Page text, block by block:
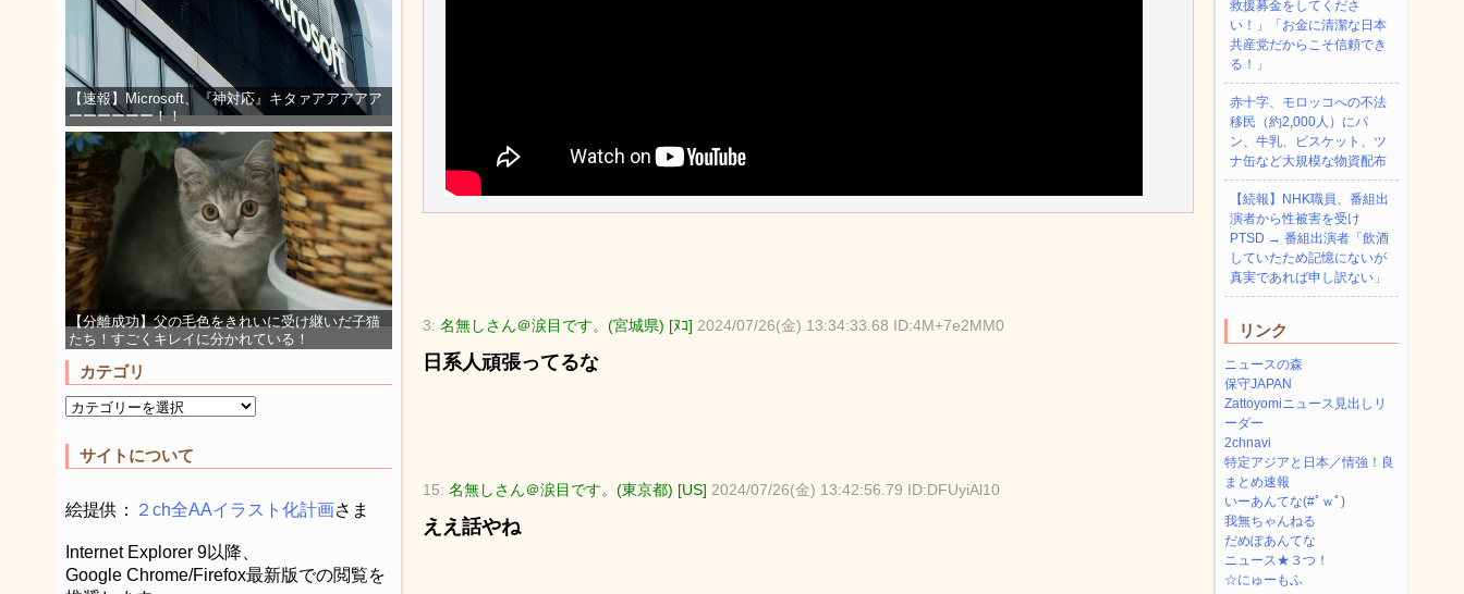
【速報】Microsoft、『神対応』キタァアアアアア
ーーーーーー！！
【分離成功】父の毛色をきれいに受け継いだ子猫
たち！すごくキレイに分かれている！
カテゴリ
サイトについて
絵提供： ２ch全AAイラスト化計画さま
Internet Explorer 9以降、
Google Chrome/Firefox最新版での閲覧を
3: 名無しさん＠涙目です。(宮城県) [ﾇｺ] 2024/07/26(金) 13:34:33.68 ID:4M+7e2MM0
日系人頑張ってるな
15: 名無しさん＠涙目です。(東京都) [US] 2024/07/26(金) 13:42:56.79 ID:DFUyiAl10
ええ話やね
救援募金をしてくださ
い！」「お金に清潔な日本
共産党だからこそ信頼でき
る！」
赤十字、モロッコへの不法
移民（約2,000人）にパ
ン、牛乳、ビスケット、ツ
ナ缶など大規模な物資配布
【続報】NHK職員、番組出
演者から性被害を受け
PTSD → 番組出演者「飲酒
していたため記憶にないが
真実であれば申し訳ない」
リンク
ニュースの森
保守JAPAN
Zattoyomiニュース見出しリ
ーダー
2chnavi
特定アジアと日本／情強！良
まとめ速報
いーあんてな(#ﾟｗﾟ)
我無ちゃんねる
だめぽあんてな
ニュース★３つ！
☆にゅーもふ